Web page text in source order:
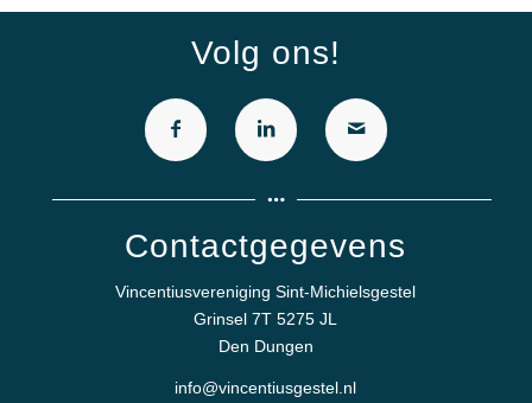
Volg ons!
Contactgegevens
Vincentiusvereniging Sint-Michielsgestel
Grinsel 7T 5275 JL
Den Dungen
info@vincentiusgestel.nl